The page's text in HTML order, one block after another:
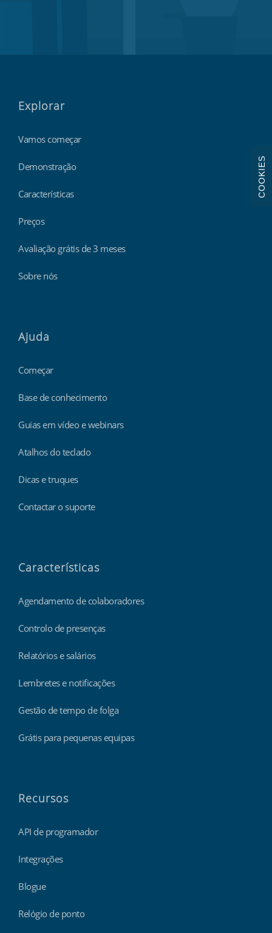
Explorar
Vamos começar
Demonstração
Características
Preços
Avaliação grátis de 3 meses
Sobre nós
Ajuda
Começar
Base de conhecimento
Guias em vídeo e webinars
Atalhos do teclado
Dicas e truques
Contactar o suporte
Características
Agendamento de colaboradores
Controlo de presenças
Relatórios e salários
Lembretes e notificações
Gestão de tempo de folga
Grátis para pequenas equipas
Recursos
API de programador
Integrações
Blogue
Relógio de ponto
COOKIES